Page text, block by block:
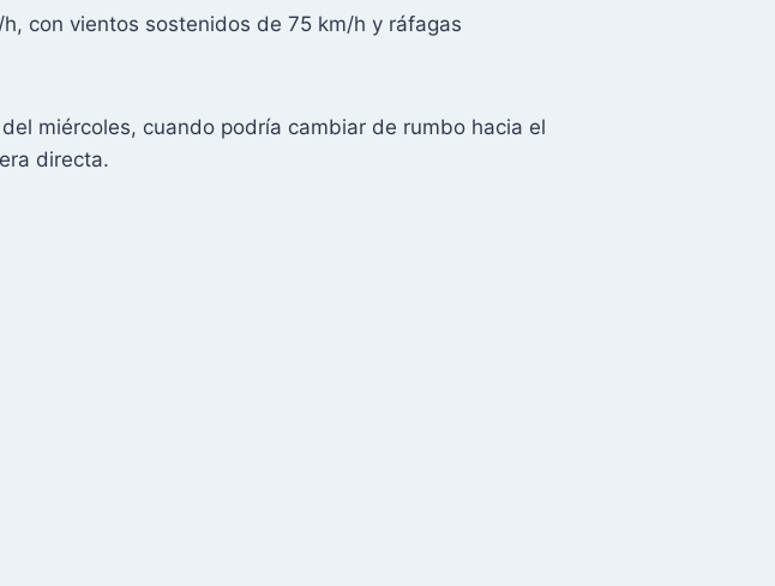
con vientos sostenidos de 75 km/h y ráfagas
miércoles, cuando podría cambiar de rumbo hacia el
directa.